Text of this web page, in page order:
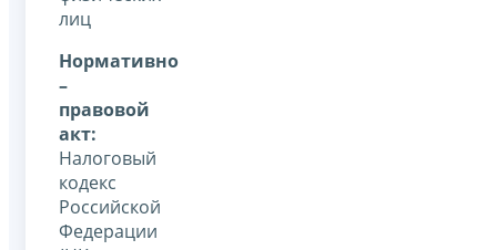
лиц
Нормативно
–
правовой
акт:
Налоговый
кодекс
Российской
Федерации